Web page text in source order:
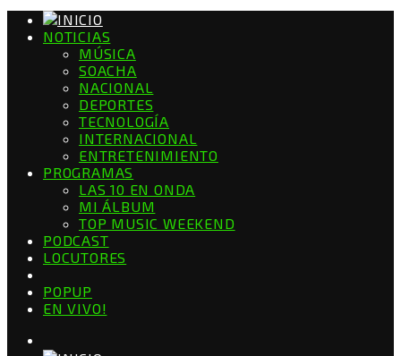
NOTICIAS
MÚSICA
SOACHA
NACIONAL
DEPORTES
TECNOLOGÍA
INTERNACIONAL
ENTRETENIMIENTO
PROGRAMAS
LAS 10 EN ONDA
MI ÁLBUM
TOP MUSIC WEEKEND
PODCAST
LOCUTORES
POPUP
EN VIVO!